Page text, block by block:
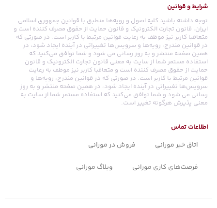
شرایط و قوانین
توجه داشته باشید کلیه اصول و رویه‏‌ها منطبق با قوانین جمهوری اسلامی
ایران، قانون تجارت الکترونیک و قانون حمایت از حقوق مصرف کننده است و
متعاقبا کاربر نیز موظف به رعایت قوانین مرتبط با کاربر است. در صورتی که
در قوانین مندرج، رویه‏‌ها و سرویس‏‌ها تغییراتی در آینده ایجاد شود، در
همین صفحه منتشر و به روز رسانی می شود و شما توافق می‏‌کنید که
استفاده مستمر شما از سایت به معنی قانون تجارت الکترونیک و قانون
حمایت از حقوق مصرف کننده است و متعاقبا کاربر نیز موظف به رعایت
قوانین مرتبط با کاربر است. در صورتی که در قوانین مندرج، رویه‏‌ها و
سرویس‏‌ها تغییراتی در آینده ایجاد شود، در همین صفحه منتشر و به روز
رسانی می شود و شما توافق می‏‌کنید که استفاده مستمر شما از سایت به
معنی پذیرش هرگونه تغییر است.
اطلاعات تماس
اتاق خبر مورانی فروش در مورانی
فرصت‌های کاری مورانی وبلاگ مورانی